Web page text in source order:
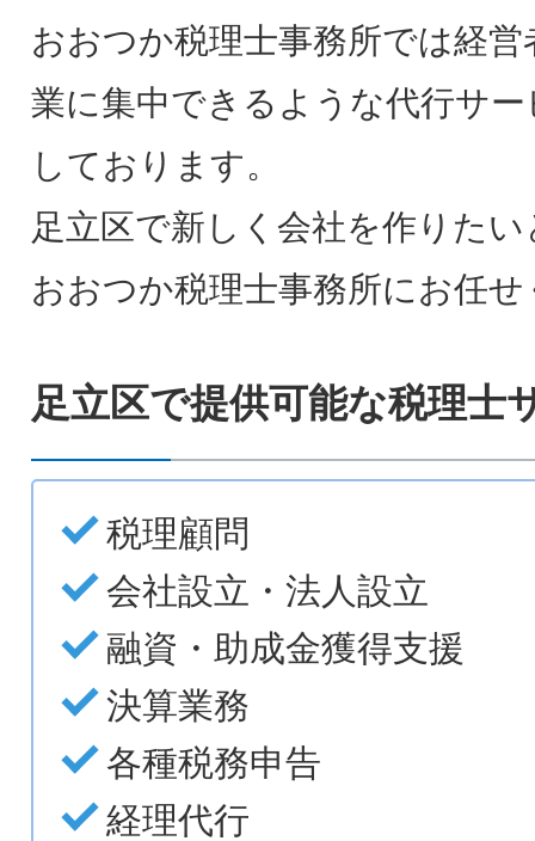
おおつか税理士事務所では経営
業に集中できるような代行サ
しております。
足立区で新しく会社を作りた
おおつか税理士事務所にお任
足立区で提供可能な税理士
税理顧問
会社設立・法人設立
融資・助成金獲得支援
決算業務
各種税務申告
経理代行